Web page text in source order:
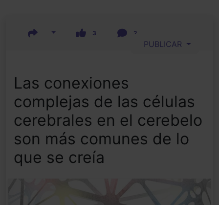
3 2
PUBLICAR
Las conexiones
complejas de las células
cerebrales en el cerebelo
son más comunes de lo
que se creía